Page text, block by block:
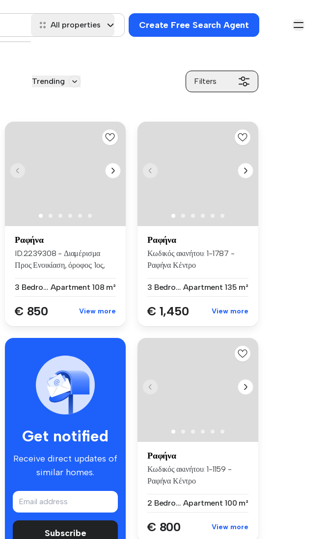
All properties Create Free Search Agent
Trending Filters
Ραφήνα
ID.2239308 - Διαμέρισμα
Προς Ενοικίαση, όροφος: 1ος,
3 Bedrooms Apartment 108 m²
€ 850 View more
Ραφήνα
Κωδικός ακινήτου: 1-1787 -
Ραφήνα Κέντρο
3 Bedrooms Apartment 135 m²
€ 1,450 View more
Get notified
Receive direct updates of
similar homes.
Subscribe
Ραφήνα
Κωδικός ακινήτου: 1-1159 -
Ραφήνα Κέντρο
2 Bedrooms Apartment 100 m²
€ 800 View more